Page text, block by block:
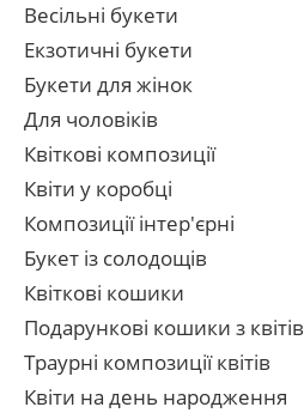
Весільні букети
Екзотичні букети
Букети для жінок
Для чоловіків
Квіткові композиції
Квіти у коробці
Композиції інтер'єрні
Букет із солодощів
Квіткові кошики
Подарункові кошики з квітів
Траурні композиції квітів
Квіти на день народження